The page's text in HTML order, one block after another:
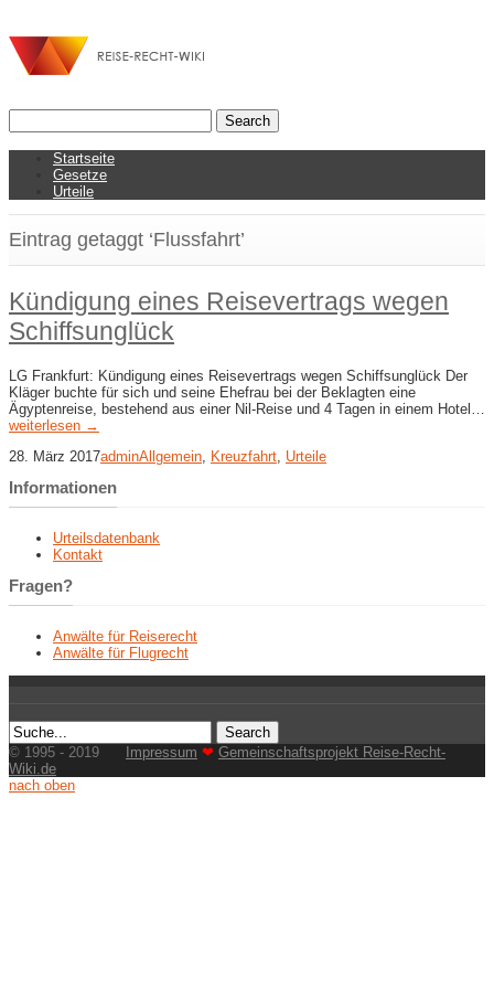
Startseite
Gesetze
Urteile
Eintrag getaggt ‘Flussfahrt’
Kündigung eines Reisevertrags wegen
Schiffsunglück
LG Frankfurt: Kündigung eines Reisevertrags wegen Schiffsunglück Der
Kläger buchte für sich und seine Ehefrau bei der Beklagten eine
Ägyptenreise, bestehend aus einer Nil-Reise und 4 Tagen in einem Hotel…
weiterlesen →
28. März 2017adminAllgemein, Kreuzfahrt, Urteile
Informationen
Urteilsdatenbank
Kontakt
Fragen?
Anwälte für Reiserecht
Anwälte für Flugrecht
© 1995 - 2019 Impressum ❤ Gemeinschaftsprojekt Reise-Recht-
Wiki.de
nach oben